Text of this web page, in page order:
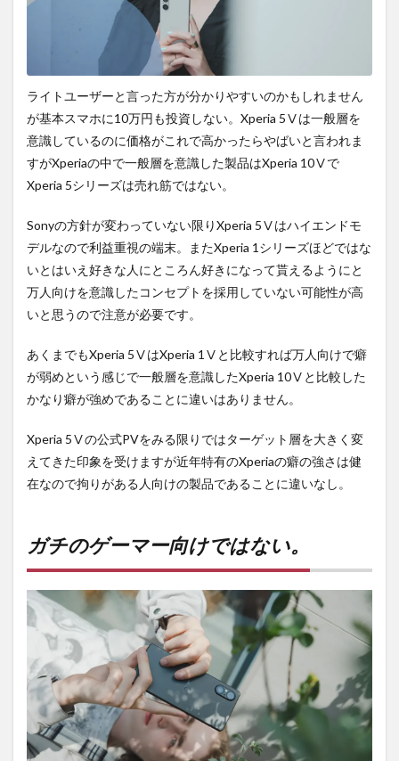
ライトユーザーと言った方が分かりやすいのかもしれません
が基本スマホに10万円も投資しない。Xperia 5Ⅴは一般層を
意識しているのに価格がこれで高かったらやばいと言われま
すがXperiaの中で一般層を意識した製品はXperia 10Ⅴで
Xperia 5シリーズは売れ筋ではない。
Sonyの方針が変わっていない限りXperia 5Ⅴはハイエンドモ
デルなので利益重視の端末。またXperia 1シリーズほどではな
いとはいえ好きな人にところん好きになって貰えるようにと
万人向けを意識したコンセプトを採用していない可能性が高
いと思うので注意が必要です。
あくまでもXperia 5ⅤはXperia 1Ⅴと比較すれば万人向けで癖
が弱めという感じで一般層を意識したXperia 10Ⅴと比較した
かなり癖が強めであることに違いはありません。
Xperia 5Ⅴの公式PVをみる限りではターゲット層を大きく変
えてきた印象を受けますが近年特有のXperiaの癖の強さは健
在なので拘りがある人向けの製品であることに違いなし。
ガチのゲーマー向けではない。